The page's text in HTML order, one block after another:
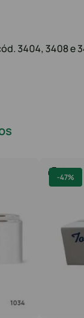
3404, 3408 e
-47%